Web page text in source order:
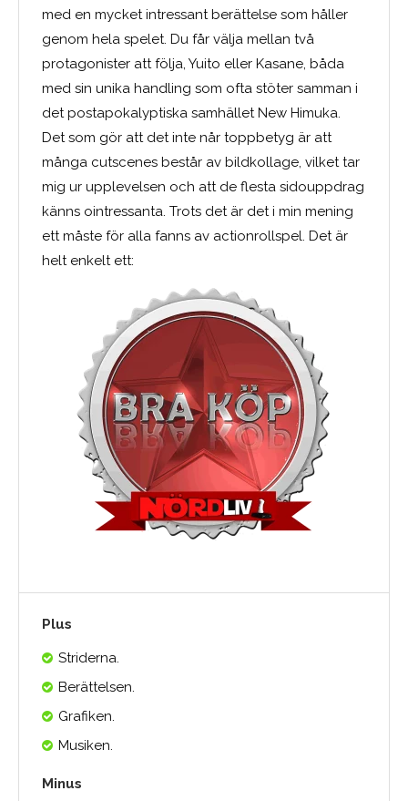
med en mycket intressant berättelse som håller
genom hela spelet. Du får välja mellan två
protagonister att följa, Yuito eller Kasane, båda
med sin unika handling som ofta stöter samman i
det postapokalyptiska samhället New Himuka.
Det som gör att det inte når toppbetyg är att
många cutscenes består av bildkollage, vilket tar
mig ur upplevelsen och att de flesta sidouppdrag
känns ointressanta. Trots det är det i min mening
ett måste för alla fanns av actionrollspel. Det är
helt enkelt ett:
Plus
Striderna.
Berättelsen.
Grafiken.
Musiken.
Minus